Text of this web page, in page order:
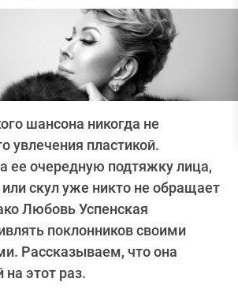
шансона никогда не
увлечения пластикой.
ее очередную подтяжку лица,
или скул уже никто не обращает
Любовь Успенская
поклонников своими
Рассказываем, что она
на этот раз.